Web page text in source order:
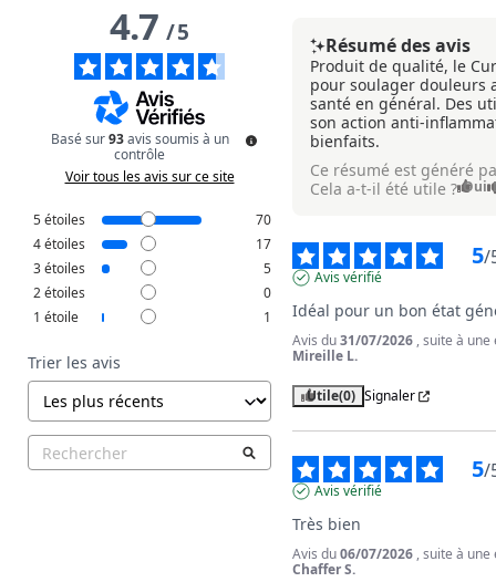
4.7/5
Basé sur93 avis soumis à un
contrôle
Voir tous les avis sur ce site
5étoiles
70
4étoiles
17
3étoiles
5
2étoiles
0
1 étoile 1
Trier les avis
Résumé des avis
Produit de qualité, le
pour soulager douleurs
santé en général. Des
son action anti-
bienfaits.
Ce résumé est généré
Cela a-t-il été utile ? Oui
5/
Avis vérifié
Idéal pour un bon état
Avis du31/07/2026 , suite à
Mireille L.
Utile(0) Signaler
5/
Avis vérifié
Très bien
Avis du06/07/2026 , suite à
Chaffer S.